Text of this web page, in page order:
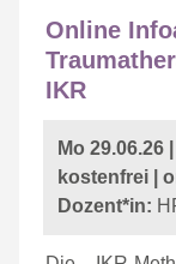
Online
IKR
Mo 29.06.26
kostenfrei |
Dozent*in: